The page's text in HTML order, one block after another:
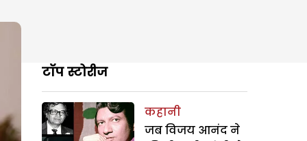
टॉप स्टोरीज
कहानी
जब विजय आनंद ने